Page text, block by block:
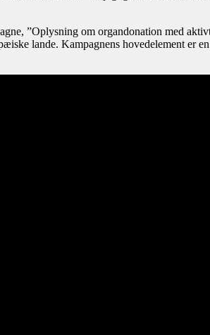
”Oplysning om organdonation med
lande. Kampagnens hovedelement er